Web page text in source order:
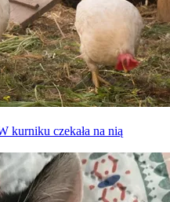
kurniku czekała na nią